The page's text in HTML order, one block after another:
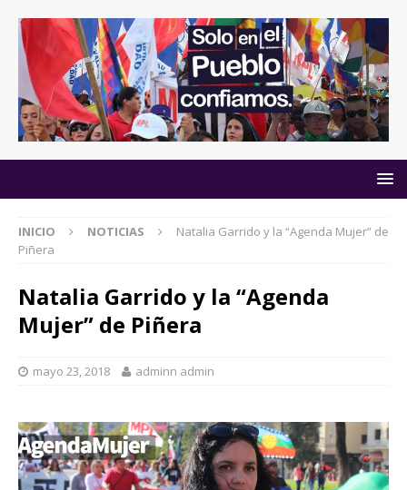
INICIO NOTICIAS
Natalia Garrido y la “Agenda Mujer” de
Piñera
Natalia Garrido y la “Agenda
Mujer” de Piñera
mayo 23, 2018 adminn admin